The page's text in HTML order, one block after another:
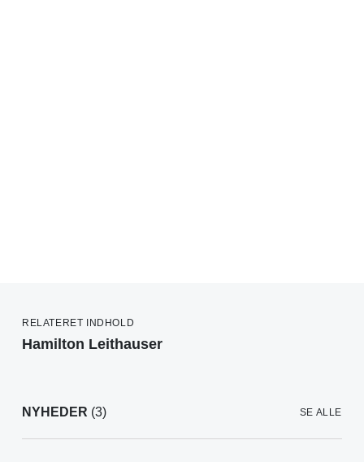
RELATERET INDHOLD
Hamilton Leithauser
NYHEDER (3) SE ALLE